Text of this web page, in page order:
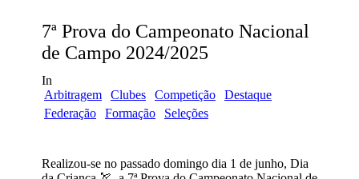
7ª Prova do Campeonato Nacional
de Campo 2024/2025
In
Arbitragem
Clubes Competição
Destaque
Federação
Formação Seleções
Realizou-se no passado domingo dia 1 de junho, Dia